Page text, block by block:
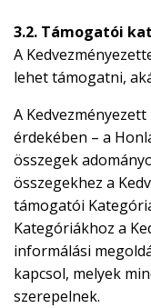
3.2. Támogatói
A
lehet támogatni,
A
érdekében – a
összegek
összegekhez a
támogatói
Kategóriákhoz a
informálási
kapcsol, melyek
szerepelnek.